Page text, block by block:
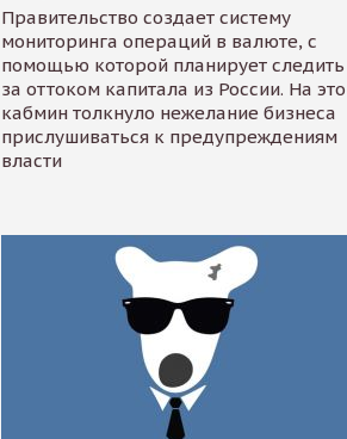
Правительство создает систему
мониторинга операций в валюте, с
помощью которой планирует следить
за оттоком капитала из России. На это
кабмин толкнуло нежелание бизнеса
прислушиваться к предупреждениям
власти